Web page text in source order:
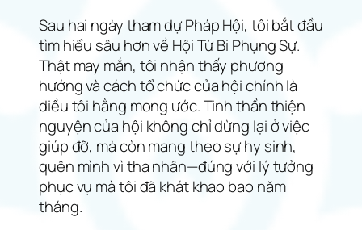
Sau hai ngày tham dự Pháp Hội, tôi bắt đầu
tìm hiểu sâu hơn về Hội Từ Bi Phụng Sự.
Thật may mắn, tôi nhận thấy phương
hướng và cách tổ chức của hội chính là
điều tôi hằng mong ước. Tinh thần thiện
nguyện của hội không chỉ dừng lại ở việc
giúp đỡ, mà còn mang theo sự hy sinh,
quên mình vì tha nhân—đúng với lý tưởng
phục vụ mà tôi đã khát khao bao năm
tháng.